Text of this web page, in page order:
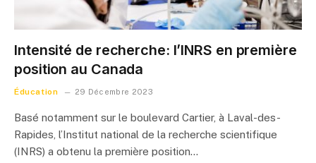
Intensité de recherche: l’INRS en première
position au Canada
Éducation 29 Décembre 2023
Basé notamment sur le boulevard Cartier, à Laval-des-
Rapides, l’Institut national de la recherche scientifique
(INRS) a obtenu la première position…